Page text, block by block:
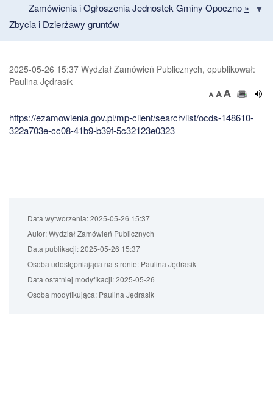
Zamówienia i Ogłoszenia Jednostek Gminy Opoczno »
Zbycia i Dzierżawy gruntów
2025-05-26 15:37 Wydział Zamówień Publicznych, opublikował:
Paulina Jędrasik
https://ezamowienia.gov.pl/mp-client/search/list/ocds-148610-
322a703e-cc08-41b9-b39f-5c32123e0323
Data wytworzenia:2025-05-26 15:37
Autor:Wydział Zamówień Publicznych
Data publikacji:2025-05-26 15:37
Osoba udostępniająca na stronie: Paulina Jędrasik
Data ostatniej modyfikacji:2025-05-26
Osoba modyfikująca: Paulina Jędrasik